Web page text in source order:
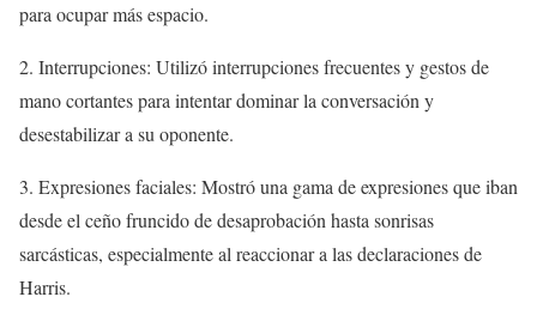
para ocupar más espacio.
2. Interrupciones: Utilizó interrupciones frecuentes y gestos de
mano cortantes para intentar dominar la conversación y
desestabilizar a su oponente.
3. Expresiones faciales: Mostró una gama de expresiones que iban
desde el ceño fruncido de desaprobación hasta sonrisas
sarcásticas, especialmente al reaccionar a las declaraciones de
Harris.